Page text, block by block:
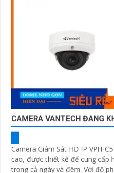
CAMERA VANTECH ĐANG
Camera Giám Sát HD IP VPH-
cao, được thiết kế để cung cấp
trong cả ngày và